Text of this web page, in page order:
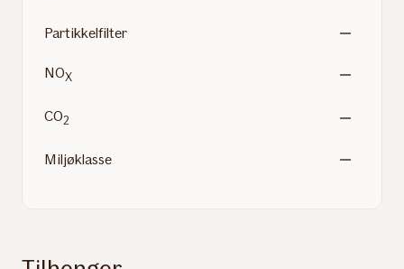
Partikkelfilter
NOX
CO2
Miljøklasse